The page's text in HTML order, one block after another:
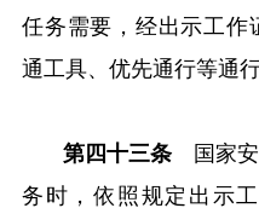
任务需要，经出示工作
通工具、优先通行等通行
第四十三条 国家
务时，依照规定出示